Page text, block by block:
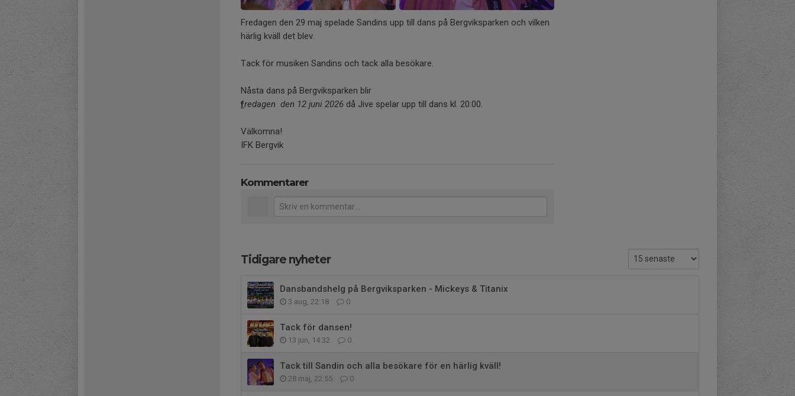
+4
Fredagen den 29 maj spelade Sandins upp till dans på Bergviksparken och vilken
härlig kväll det blev.
Tack för musiken Sandins och tack alla besökare.
Nåsta dans på Bergviksparken blir
fredagen den 12 juni 2026 då Jive spelar upp till dans kl. 20:00.
Välkomna!
IFK Bergvik
Kommentarer
Tidigare nyheter
Dansbandshelg på Bergviksparken - Mickeys & Titanix
3 aug, 22:18 0
Tack för dansen!
13 jun, 14:32 0
Tack till Sandin och alla besökare för en härlig kväll!
28 maj, 22:55 0